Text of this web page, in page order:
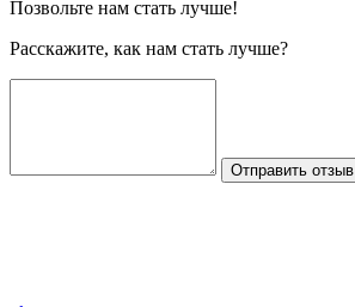
Позвольте нам стать лучше!
Расскажите, как нам стать лучше?
Отправить отзыв